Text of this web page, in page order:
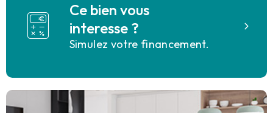
Ce bien vous
interesse ?
Simulez votre financement.